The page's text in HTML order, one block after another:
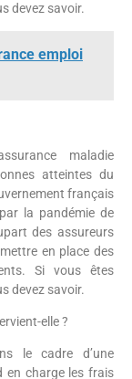
devez savoir.
emploi
maladie
atteintes du
français
la pandémie de
des assureurs
en place des
Si vous êtes
devez savoir.
elle ?
le cadre d’une
en charge les frais